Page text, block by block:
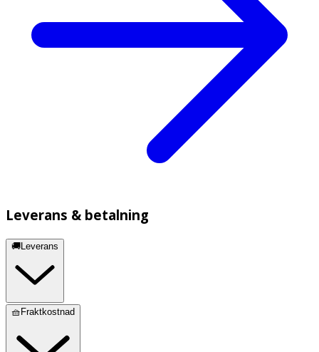
Leverans & betalning
🚚Leverans
🧺Fraktkostnad